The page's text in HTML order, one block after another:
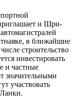
и Шри-
в ближайшие
строительство
инвестировать
и частные
значительными
участвовать